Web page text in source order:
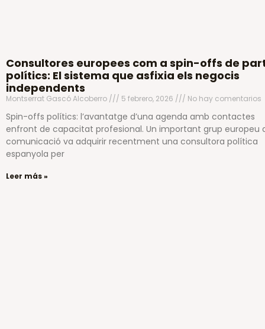
Consultores europees com a spin-offs de
polítics: El sistema que asfixia els negocis
independents
Montserrat Gascó Alcoberro 5 febrero, 2026 No hay comentarios
Spin-offs polítics: l’avantatge d’una agenda amb contactes
enfront de capacitat profesional. Un important grup europeu
comunicació va adquirir recentment una consultora política
espanyola per
Leer más »